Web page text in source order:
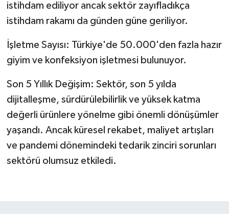
istihdam ediliyor ancak sektör zayıfladıkça
istihdam rakamı da günden güne geriliyor.
İşletme Sayısı: Türkiye'de 50.000'den fazla hazır
giyim ve konfeksiyon işletmesi bulunuyor.
Son 5 Yıllık Değişim: Sektör, son 5 yılda
dijitalleşme, sürdürülebilirlik ve yüksek katma
değerli ürünlere yönelme gibi önemli dönüşümler
yaşandı. Ancak küresel rekabet, maliyet artışları
ve pandemi dönemindeki tedarik zinciri sorunları
sektörü olumsuz etkiledi.